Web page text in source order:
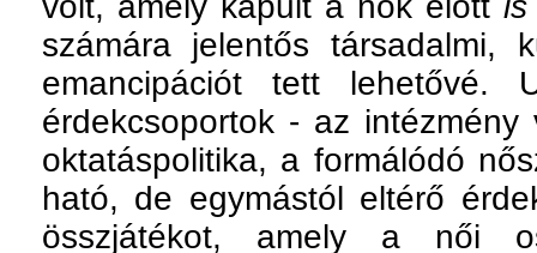
számára jelentős társadalmi,
emancipációt tett lehetővé.
érdekcsoportok - az
oktatáspolitika, a formálódó
ható, de egymástól eltérő
összjátékot, amely a női